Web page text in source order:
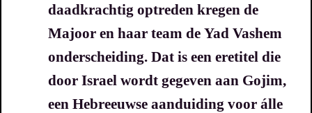
daadkrachtig optreden kregen de
Majoor en haar team de Yad Vashem
onderscheiding. Dat is een eretitel die
door Israel wordt gegeven aan Gojim,
een Hebreeuwse aanduiding voor álle